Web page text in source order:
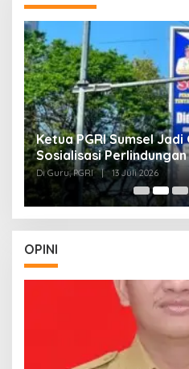
Ketua PGRI Sumsel
Sosialisasi Perlindungan
Di Guru, PGRI | 13 Juli 2026
OPINI